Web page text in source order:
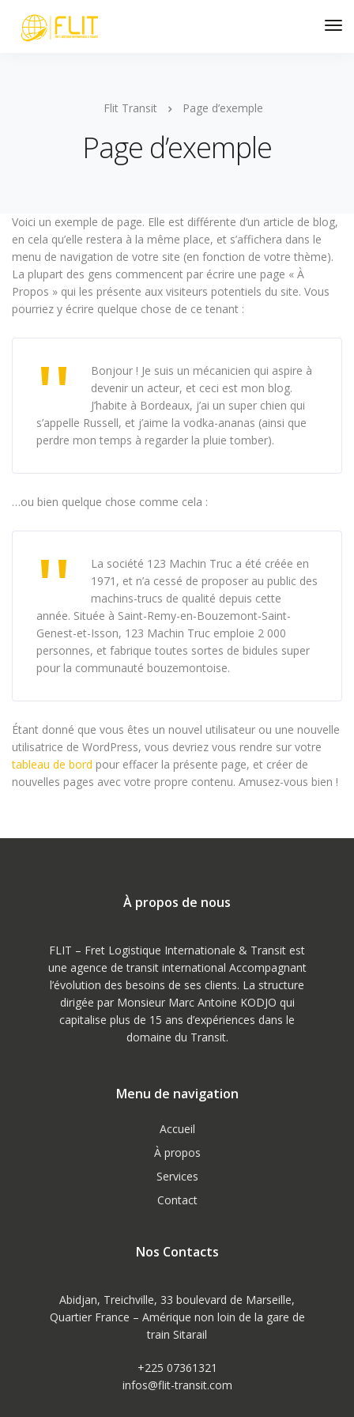
Flit Transit Page d’exemple
Page d’exemple
Voici un exemple de page. Elle est différente d’un article de blog,
en cela qu’elle restera à la même place, et s’affichera dans le
menu de navigation de votre site (en fonction de votre thème).
La plupart des gens commencent par écrire une page « À
Propos » qui les présente aux visiteurs potentiels du site. Vous
pourriez y écrire quelque chose de ce tenant :
Bonjour ! Je suis un mécanicien qui aspire à
devenir un acteur, et ceci est mon blog.
J’habite à Bordeaux, j’ai un super chien qui
s’appelle Russell, et j’aime la vodka-ananas (ainsi que
perdre mon temps à regarder la pluie tomber).
…ou bien quelque chose comme cela :
La société 123 Machin Truc a été créée en
1971, et n’a cessé de proposer au public des
machins-trucs de qualité depuis cette
année. Située à Saint-Remy-en-Bouzemont-Saint-
Genest-et-Isson, 123 Machin Truc emploie 2 000
personnes, et fabrique toutes sortes de bidules super
pour la communauté bouzemontoise.
Étant donné que vous êtes un nouvel utilisateur ou une nouvelle
utilisatrice de WordPress, vous devriez vous rendre sur votre
tableau de bord pour effacer la présente page, et créer de
nouvelles pages avec votre propre contenu. Amusez-vous bien !
À propos de nous
FLIT – Fret Logistique Internationale & Transit est
une agence de transit international Accompagnant
l’évolution des besoins de ses clients. La structure
dirigée par Monsieur Marc Antoine KODJO qui
capitalise plus de 15 ans d’expériences dans le
domaine du Transit.
Menu de navigation
Accueil
À propos
Services
Contact
Nos Contacts
Abidjan, Treichville, 33 boulevard de Marseille,
Quartier France – Amérique non loin de la gare de
train Sitarail
+225 07361321
infos@flit-transit.com